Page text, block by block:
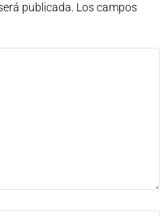
publicada. Los campos